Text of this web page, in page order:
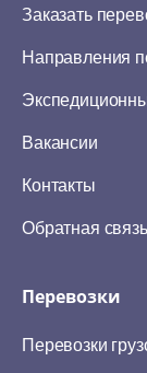
Заказать
Направления
Вакансии
Контакты
Обратная связь
Перевозки
Перевозки